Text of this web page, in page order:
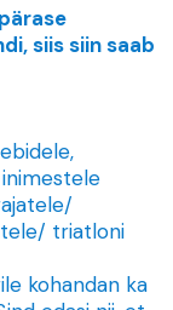
siis siin saab
triatloni
kohandan ka